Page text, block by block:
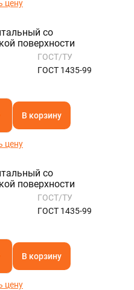
цену
со
поверхности
ГОСТ/ТУ
ГОСТ 1435-99
В корзину
цену
со
поверхности
ГОСТ/ТУ
ГОСТ 1435-99
В корзину
цену